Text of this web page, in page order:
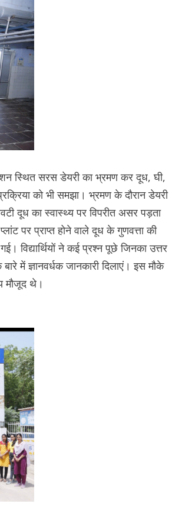
स्थित सरस डेयरी का भ्रमण कर दूध, घी,
को भी समझा। भ्रमण के दौरान डेयरी
दूध का स्वास्थ्य पर विपरीत असर पड़ता
पर प्राप्त होने वाले दूध के गुणवत्ता की
विद्यार्थियों ने कई प्रश्न पूछे जिनका उत्तर
में ज्ञानवर्धक जानकारी दिलाएं। इस मौके
मौजूद थे।